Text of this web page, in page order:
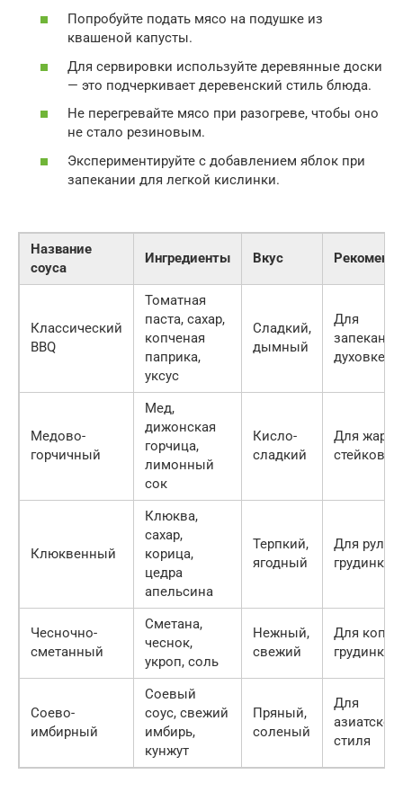
Попробуйте подать мясо на подушке из
квашеной капусты.
Для сервировки используйте деревянные доски
— это подчеркивает деревенский стиль блюда.
Не перегревайте мясо при разогреве, чтобы оно
не стало резиновым.
Экспериментируйте с добавлением яблок при
запекании для легкой кислинки.
Название
соуса
Ингредиенты Вкус
Классический
BBQ
Томатная
паста, сахар,
копченая
паприка,
уксус
Сладкий,
дымный
Для
духовке
Медово-
горчичный
Мед,
дижонская
горчица,
лимонный
сок
Кисло-
сладкий
Для
стейков
Клюквенный
Клюква,
сахар,
корица,
цедра
апельсина
Терпкий,
ягодный
Для
грудинки
Чесночно-
сметанный
Сметана,
чеснок,
укроп, соль
Нежный,
свежий
Для
грудинки
Соево-
имбирный
Соевый
соус, свежий
имбирь,
кунжут
Пряный,
соленый
Для
стиля